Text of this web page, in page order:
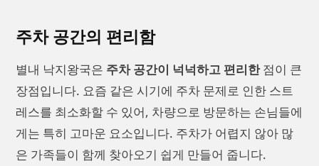
주차 공간의 편리함
별내 낙지왕국은 주차 공간이 넉넉하고 편리한점이 큰
장점입니다. 요즘 같은 시기에 주차 문제로 인한 스트
레스를 최소화할 수 있어, 차량으로 방문하는 손님들에
게는 특히 고마운 요소입니다. 주차가 어렵지 않아 많
은 가족들이 함께 찾아오기 쉽게 만들어 줍니다.